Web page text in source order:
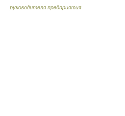
руководителя предприятия